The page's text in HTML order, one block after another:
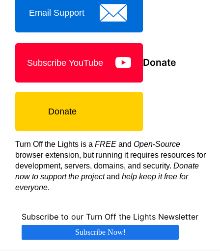
Email Support
Subscribe YouTube Donate
Donate
Turn Off the Lights is a FREE and Open-Source
browser extension, but running it requires resources for
development, servers, domains, and security. Donate
now to support the projectand help keep it free for
everyone.
Subscribe to our Turn Off the Lights Newsletter
Subscribe Now!